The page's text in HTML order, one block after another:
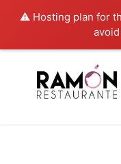
⚠️ Hosting plan for